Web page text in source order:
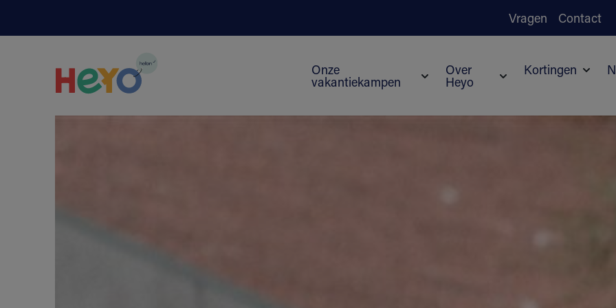
Vragen Contact
Onze
vakantiekampen
Submenu voor Onze vakantiekampen
Over
Heyo
Kortingen